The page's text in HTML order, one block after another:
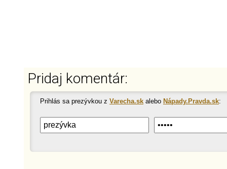
Pridaj komentár:
Prihlás sa prezývkou z Varecha.sk alebo Nápady.Pravda.sk: